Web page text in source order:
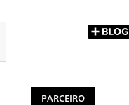
PARCEIRO